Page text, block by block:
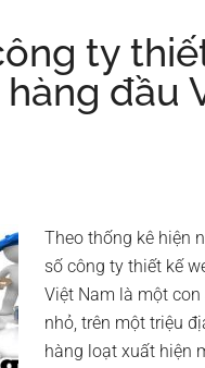
thiết
kế
website
chuyên
Nội
ty
đầu
Theo thống kê hiện
số công ty thiết kế
Việt Nam là một con
nhỏ, trên một triệu
hàng loạt xuất hiện